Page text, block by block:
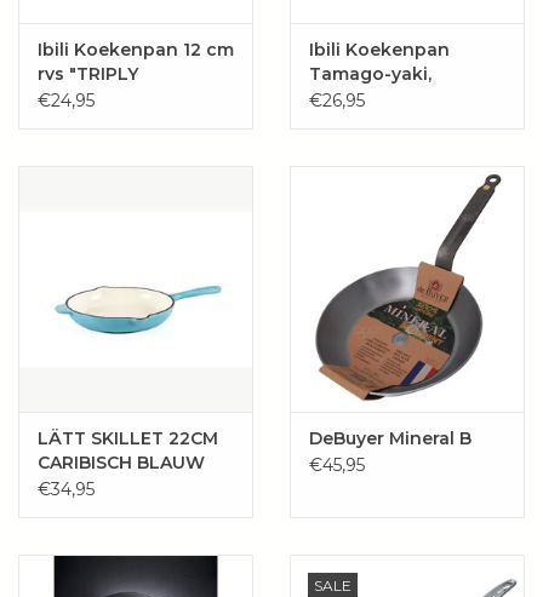
Ibili Koekenpan 12 cm
rvs "TRIPLY
NATURAL"
€24,95
Ibili Koekenpan
Tamago-yaki,
14x18cm rvs
€26,95
LÄTT SKILLET 22CM
CARIBISCH BLAUW
€34,95
DeBuyer Mineral B
€45,95
SALE